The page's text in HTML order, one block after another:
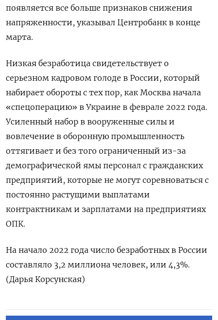
появляется все больше признаков снижения
напряженности, указывал Центробанк в конце
марта.
Низкая безработица свидетельствует о
серьезном кадровом голоде в России, который
набирает обороты с тех пор, как Москва начала
«спецоперацию» в Украине в феврале 2022 года.
Усиленный набор в вооруженные силы и
вовлечение в оборонную промышленность
оттягивает и без того ограниченный из-за
демографической ямы персонал с гражданских
предприятий, которые не могут соревноваться с
постоянно растущими выплатами
контрактникам и зарплатами на предприятиях
ОПК.
На начало 2022 года число безработных в России
составляло 3,2 миллиона человек, или 4,3%.
(Дарья Корсунская)